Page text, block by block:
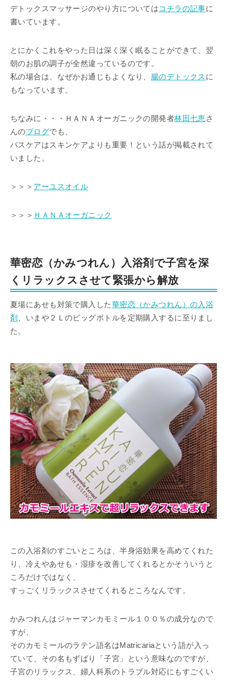
デトックスマッサージのやり方についてはコチラの記事に
書いています。
とにかくこれをやった日は深く深く眠ることができて、翌
朝のお肌の調子が全然違っているのです。
私の場合は、なぜかお通じもよくなり、
腸のデトックス に
もなっています。
ちなみに・・・ＨＡＮＡオーガニックの開発者林田七恵さ
んのブログでも、
バスケアはスキンケアよりも重要！という話が掲載されて
いました。
＞＞＞ アーユスオイル
＞＞＞ ＨＡＮＡオーガニック
華密恋（かみつれん）入浴剤で子宮を深
くリラックスさせて緊張から解放
夏場にあせも対策で購入した華密恋（かみつれん）の入浴
剤
、いまや２Ｌのビッグボトルを定期購入するに至りまし
た。
この入浴剤のすごいところは、半身浴効果を高めてくれた
り、冷えやあせも・湿疹を改善してくれるとかそういうと
ころだけではなく、
すっごくリラックスさせてくれるところなんです。
かみつれんはジャーマンカモミール１００％の成分なので
すが、
そのカモミールのラテン語名はMatricariaという語が入っ
ていて、その名もずばり「子宮」という意味なのですが、
子宮のリラックス、婦人科系のトラブル対応にもすごくい